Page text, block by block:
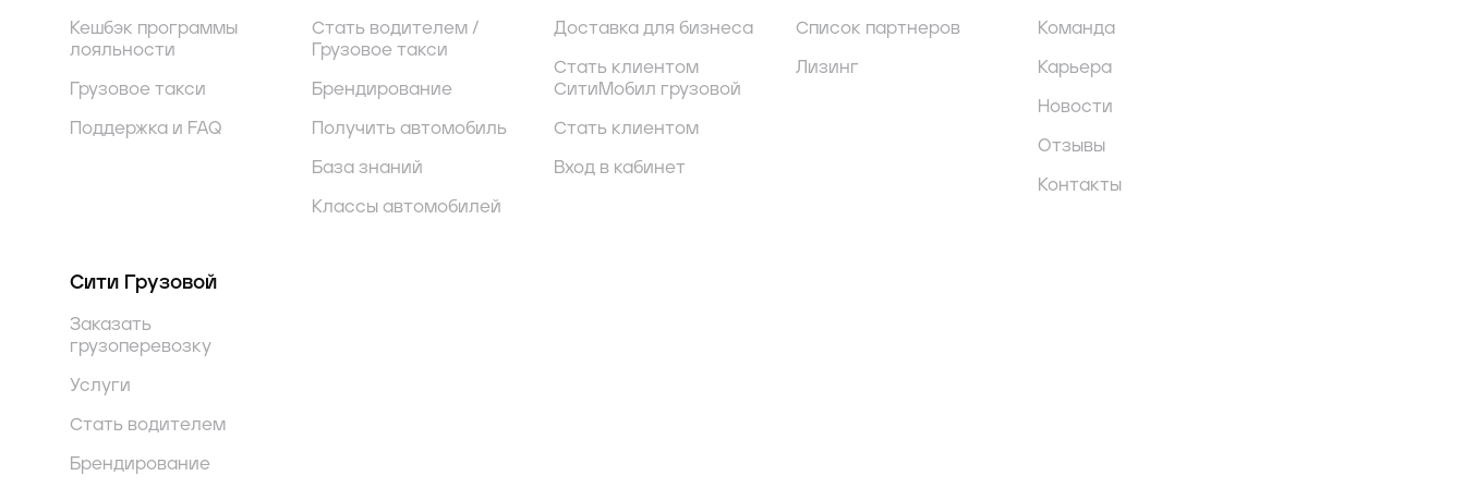
Кешбэк программы
лояльности
Грузовое такси
Поддержка и FAQ
Стать водителем /
Грузовое такси
Брендирование
Получить автомобиль
База знаний
Классы автомобилей
Доставка для бизнеса
Стать клиентом
СитиМобил грузовой
Стать клиентом
Вход в кабинет
Список партнеров
Лизинг
Команда
Карьера
Новости
Отзывы
Контакты
Сити Грузовой
Заказать
грузоперевозку
Услуги
Стать водителем
Брендирование